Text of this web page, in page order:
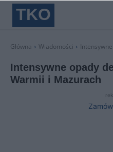
TKO
Główna Wiadomości
Intensywne opady
Warmii i Mazurach